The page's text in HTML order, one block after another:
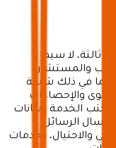
ثالثة، لا سيما
والمستشار
بما في ذلك شبكة
والإحصاءات
الخدمة وبيانات
الرسائل
والاحتيال، وخدمات